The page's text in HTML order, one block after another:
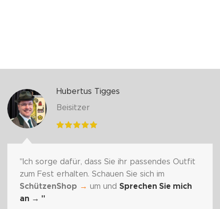
Hubertus Tigges
Beisitzer
"Ich sorge dafür, dass Sie ihr passendes Outfit
zum Fest erhalten. Schauen Sie sich im
SchützenShop → um und Sprechen Sie mich
an → "